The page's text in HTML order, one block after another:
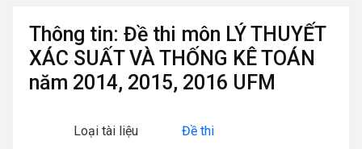
Thông tin: Đề thi môn LÝ THUYẾT
XÁC SUẤT VÀ THỐNG KÊ TOÁN
năm 2014, 2015, 2016 UFM
Loại tài liệu Đề thi